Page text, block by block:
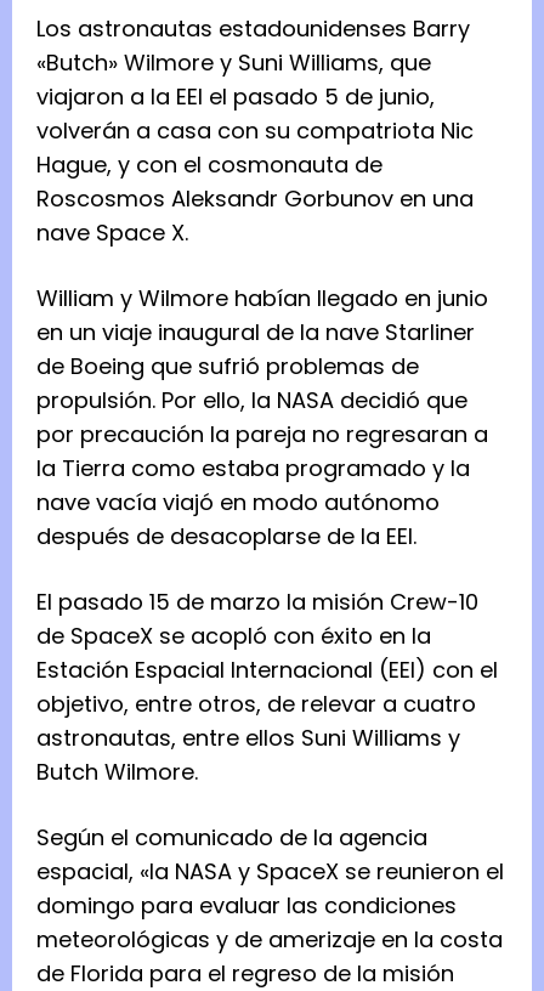
Los astronautas estadounidenses Barry
«Butch» Wilmore y Suni Williams, que
viajaron a la EEI el pasado 5 de junio,
volverán a casa con su compatriota Nic
Hague, y con el cosmonauta de
Roscosmos Aleksandr Gorbunov en una
nave Space X.
William y Wilmore habían llegado en junio
en un viaje inaugural de la nave Starliner
de Boeing que sufrió problemas de
propulsión. Por ello, la NASA decidió que
por precaución la pareja no regresaran a
la Tierra como estaba programado y la
nave vacía viajó en modo autónomo
después de desacoplarse de la EEI.
El pasado 15 de marzo la misión Crew-10
de SpaceX se acopló con éxito en la
Estación Espacial Internacional (EEI) con el
objetivo, entre otros, de relevar a cuatro
astronautas, entre ellos Suni Williams y
Butch Wilmore.
Según el comunicado de la agencia
espacial, «la NASA y SpaceX se reunieron el
domingo para evaluar las condiciones
meteorológicas y de amerizaje en la costa
de Florida para el regreso de la misión